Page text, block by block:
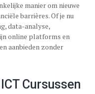
manier om nieuwe
barrières. Of je nu
data-analyse,
online platforms en
aanbieden zonder
Cursussen